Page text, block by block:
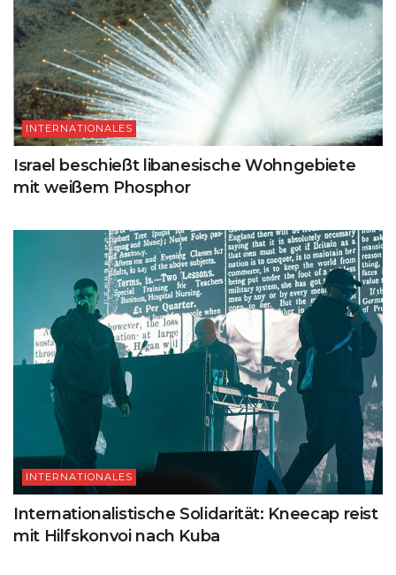
INTERNATIONALES
Israel beschießt libanesische Wohngebiete
mit weißem Phosphor
INTERNATIONALES
Internationalistische Solidarität: Kneecap reist
mit Hilfskonvoi nach Kuba